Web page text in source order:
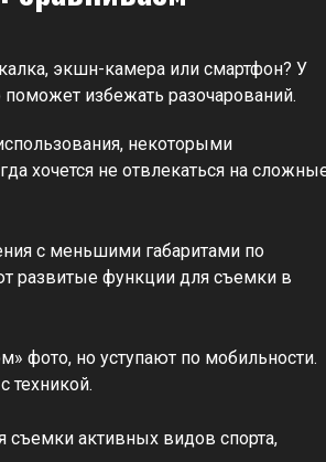
экшн-камера или смартфон? У
избежать разочарований.
некоторыми
хочется не отвлекаться на
с меньшими габаритами по
развитые функции для съемки в
фото, но уступают по мобильности.
техникой.
съемки активных видов спорта,